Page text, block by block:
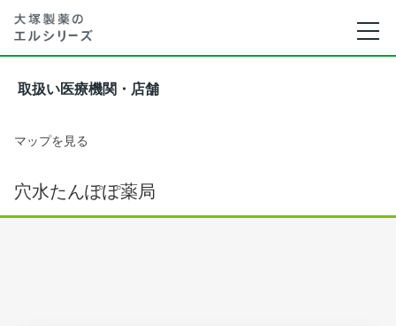
取扱い医療機関・店舗
マップを見る
穴水たんぽぽ薬局